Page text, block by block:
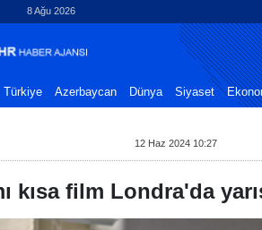
8 Ağu 2026
Türkiye Azerbaycan Dünya Siyaset
12 Haz 2024 10:27
kısa film Londra'da